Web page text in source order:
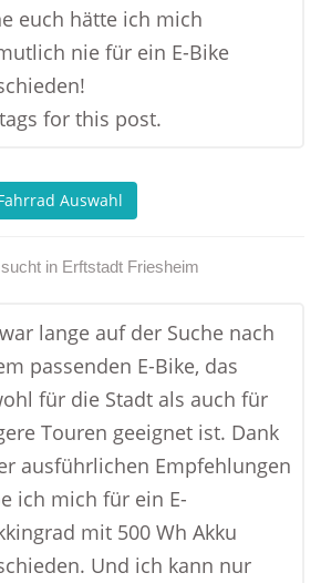
euch hätte ich mich
nie für ein E-Bike
for this post.
Auswahl
sucht in Erftstadt Friesheim
lange auf der Suche nach
passenden E-Bike, das
für die Stadt als auch für
Touren geeignet ist. Dank
ausführlichen Empfehlungen
ich mich für ein E-
mit 500 Wh Akku
Und ich kann nur